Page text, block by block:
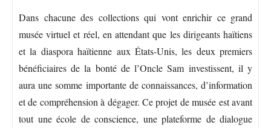
Dans chacune des collections qui vont enrichir ce grand
musée virtuel et réel, en attendant que les dirigeants haïtiens
et la diaspora haïtienne aux États-Unis, les deux premiers
bénéficiaires de la bonté de l’Oncle Sam investissent, il y
aura une somme importante de connaissances, d’information
et de compréhension à dégager. Ce projet de musée est avant
tout une école de conscience, une plateforme de dialogue